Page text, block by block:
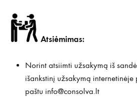
Atsiėmimas:
Norint atsiimti užsakymą iš
išankstinį užsakymą
paštu info@consolva.lt